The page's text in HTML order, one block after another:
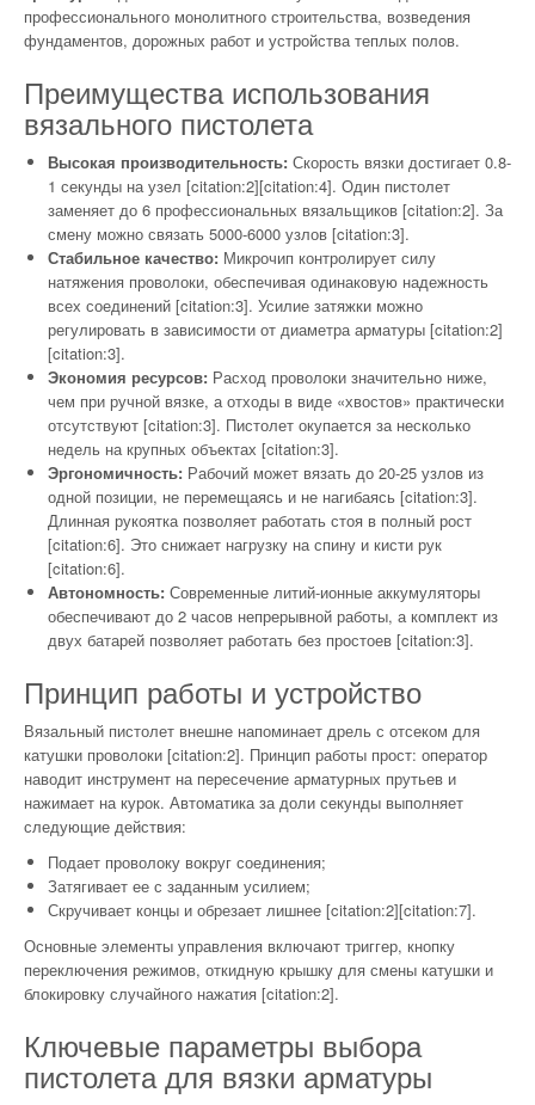
профессионального монолитного строительства, возведения
фундаментов, дорожных работ и устройства теплых полов.
Преимущества использования
вязального пистолета
Высокая производительность: Скорость вязки достигает 0.8-
1 секунды на узел [citation:2][citation:4]. Один пистолет
заменяет до 6 профессиональных вязальщиков [citation:2]. За
смену можно связать 5000-6000 узлов [citation:3].
Стабильное качество: Микрочип контролирует силу
натяжения проволоки, обеспечивая одинаковую надежность
всех соединений [citation:3]. Усилие затяжки можно
регулировать в зависимости от диаметра арматуры [citation:2]
[citation:3].
Экономия ресурсов: Расход проволоки значительно ниже,
чем при ручной вязке, а отходы в виде «хвостов» практически
отсутствуют [citation:3]. Пистолет окупается за несколько
недель на крупных объектах [citation:3].
Эргономичность: Рабочий может вязать до 20-25 узлов из
одной позиции, не перемещаясь и не нагибаясь [citation:3].
Длинная рукоятка позволяет работать стоя в полный рост
[citation:6]. Это снижает нагрузку на спину и кисти рук
[citation:6].
Автономность: Современные литий-ионные аккумуляторы
обеспечивают до 2 часов непрерывной работы, а комплект из
двух батарей позволяет работать без простоев [citation:3].
Принцип работы и устройство
Вязальный пистолет внешне напоминает дрель с отсеком для
катушки проволоки [citation:2]. Принцип работы прост: оператор
наводит инструмент на пересечение арматурных прутьев и
нажимает на курок. Автоматика за доли секунды выполняет
следующие действия:
Подает проволоку вокруг соединения;
Затягивает ее с заданным усилием;
Скручивает концы и обрезает лишнее [citation:2][citation:7].
Основные элементы управления включают триггер, кнопку
переключения режимов, откидную крышку для смены катушки и
блокировку случайного нажатия [citation:2].
Ключевые параметры выбора
пистолета для вязки арматуры